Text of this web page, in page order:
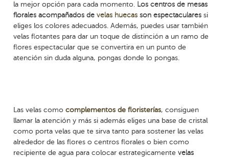
la mejor opción para cada momento. Los centros de mesas
florales acompañados develas huecas son espectaculares si
eliges los colores adecuados. Además, puedes usar también
velas flotantes para dar un toque de distinción a un ramo de
flores espectacular que se convertira en un punto de
atención sin duda alguna, pongas donde lo pongas.
Las velas comocomplementos de floristerías, consiguen
llamar la atención y más si además eliges una base de cristal
como porta velas que te sirva tanto para sostener las velas
alrededor de las flores o centros florales o bien como
recipiente de agua para colocar estrategicamentevelas